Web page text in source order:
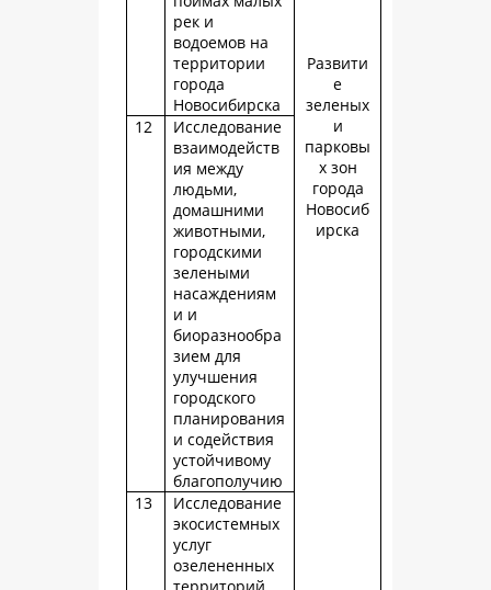
Развити
е
зеленых
и
парковы
х зон
города
Новосиб
ирска
рек и
водоемов на
территории
города
Новосибирска
12
Исследование
взаимодейств
ия между
людьми,
домашними
животными,
городскими
зелеными
насаждениям
и и
биоразнообра
зием для
улучшения
городского
планирования
и содействия
устойчивому
благополучию
13
Исследование
экосистемных
услуг
озелененных